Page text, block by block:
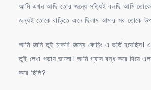
আমি এখন আছি তোর জন্যে সত্যিই বলছি আমি তোকে
জন্যই তোকে বাড়িতে এনে ছিলাম আমার সব তোকে
আমি জানি তুই চাকরি জন্যে কোচিং এ ভর্তি হয়েছিস।
তুই লেখা পড়ায় ভালো। আমি গ্যাস বন্ধ করে দিয়ে
করে ছিলি?